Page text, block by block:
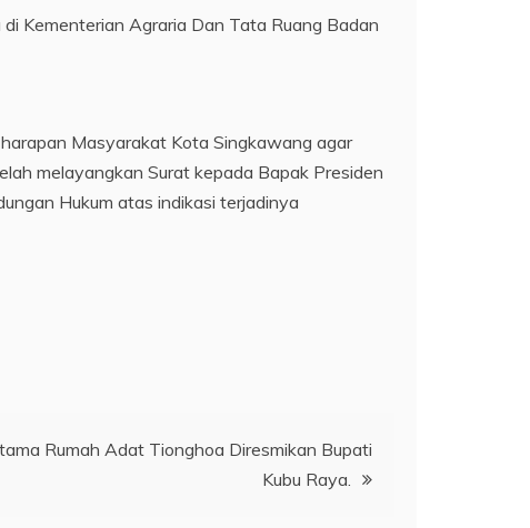
Kementerian Agraria Dan Tata Ruang Badan
Masyarakat Kota Singkawang agar
melayangkan Surat kepada Bapak Presiden
Hukum atas indikasi terjadinya
Rumah Adat Tionghoa Diresmikan Bupati
Kubu Raya.